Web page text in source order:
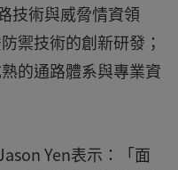
技術與威脅情資領
禦技術的創新研發；
的通路體系與專業資
Yen表示：「面